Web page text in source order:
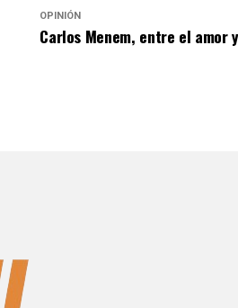
OPINIÓN
Carlos Menem, entre el amor